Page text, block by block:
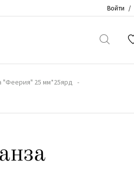
Войти /
"Феерия" 25 мм*25ярд